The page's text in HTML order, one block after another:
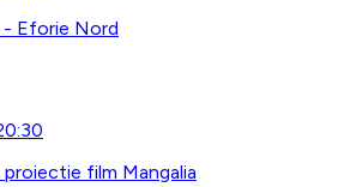
- Eforie Nord
film Mangalia